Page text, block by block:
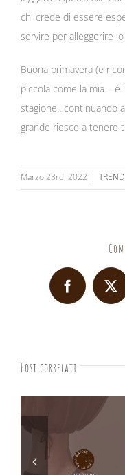
chi crede di essere
servire per alleggerire
Buona primavera (e
piccola come la mia – è
stagione…continuando
grande riesce a tenere
Marzo 23rd, 2022 | TREND
Facebook
X
Post correlati